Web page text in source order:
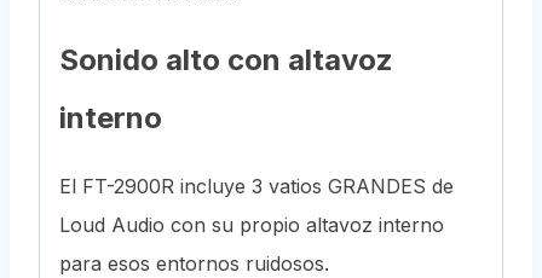
Sonido alto con altavoz
interno
El FT-2900R incluye 3 vatios GRANDES de
Loud Audio con su propio altavoz interno
para esos entornos ruidosos.